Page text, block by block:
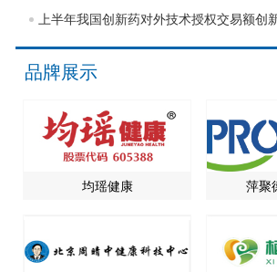
上半年我国创新药对外技术授权交易额创
品牌展示
均瑶健康 萍聚